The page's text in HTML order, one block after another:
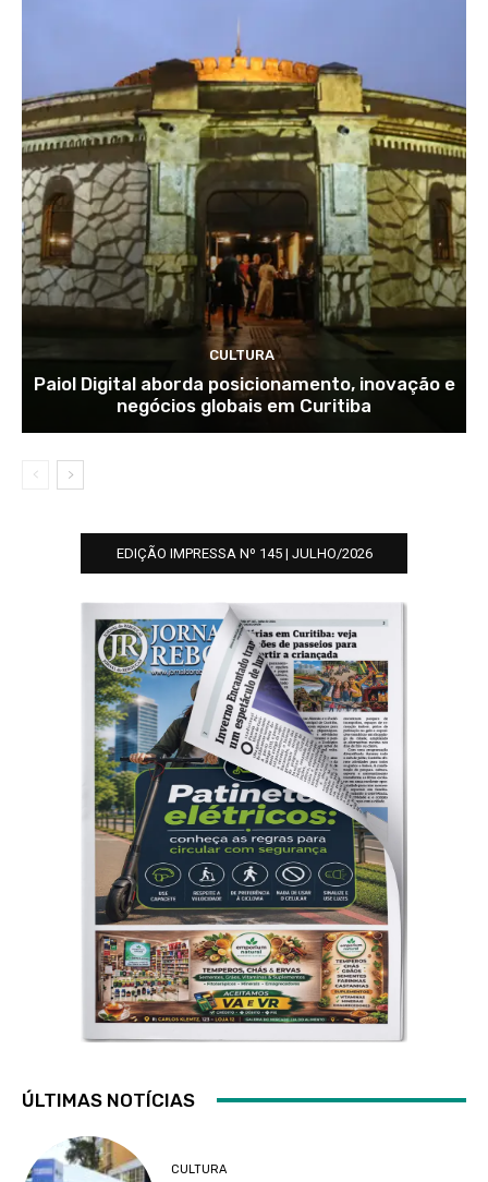
CULTURA
Paiol Digital aborda posicionamento, inovação e
negócios globais em Curitiba
EDIÇÃO IMPRESSA Nº 145 | JULHO/2026
ÚLTIMAS NOTÍCIAS
CULTURA